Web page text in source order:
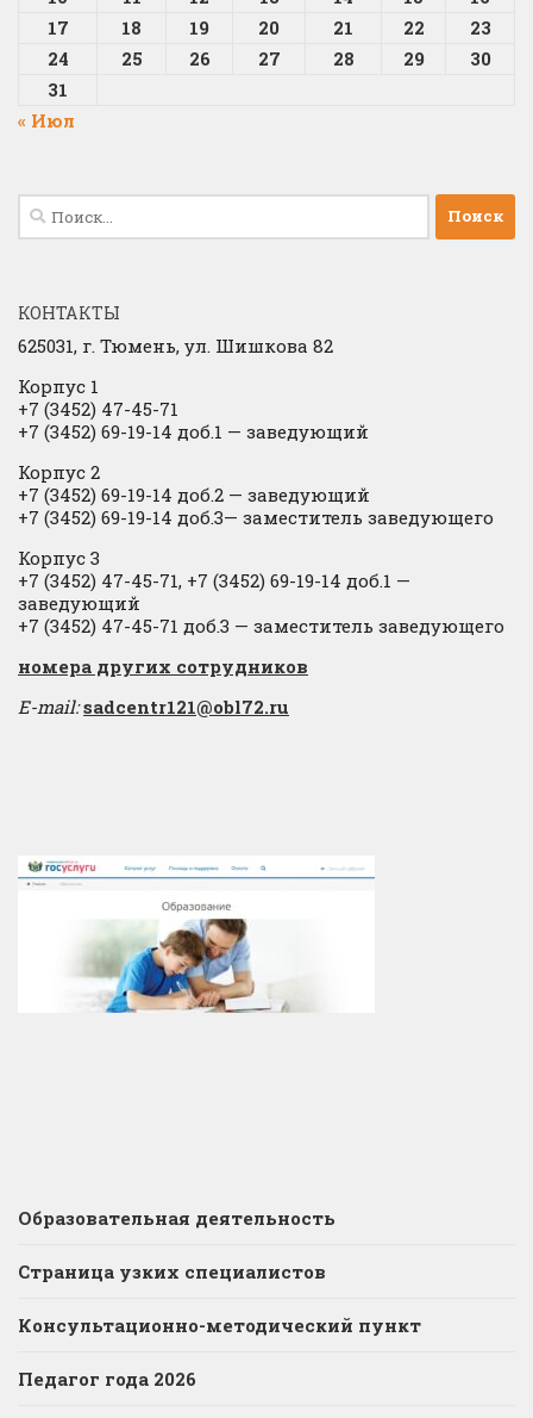
17
18 19 20 21 22
23
24
25 26 27 28 29
30
31
« Июл
Найти:
КОНТАКТЫ
625031, г. Тюмень, ул. Шишкова 82
Корпус 1
+7 (3452) 47-45-71
+7 (3452) 69-19-14 доб.1 — заведующий
Корпус 2
+7 (3452) 69-19-14 доб.2 — заведующий
+7 (3452) 69-19-14 доб.3— заместитель заведующего
Корпус 3
+7 (3452) 47-45-71, +7 (3452) 69-19-14 доб.1 —
заведующий
+7 (3452) 47-45-71 доб.3 — заместитель заведующего
​номера других сотрудников
E-mail: sadcentr121@obl72.ru
Образовательная деятельность
Страница узких специалистов
Консультационно-методический пункт
Педагог года 2026